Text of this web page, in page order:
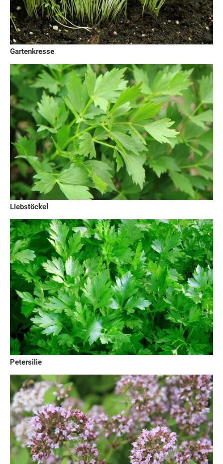
Gartenkresse
Liebstöckel
Petersilie